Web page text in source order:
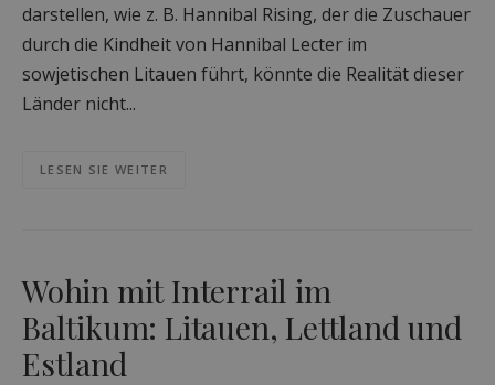
darstellen, wie z. B. Hannibal Rising, der die Zuschauer
durch die Kindheit von Hannibal Lecter im
sowjetischen Litauen führt, könnte die Realität dieser
Länder nicht...
LESEN SIE WEITER
Wohin mit Interrail im
Baltikum: Litauen, Lettland und
Estland